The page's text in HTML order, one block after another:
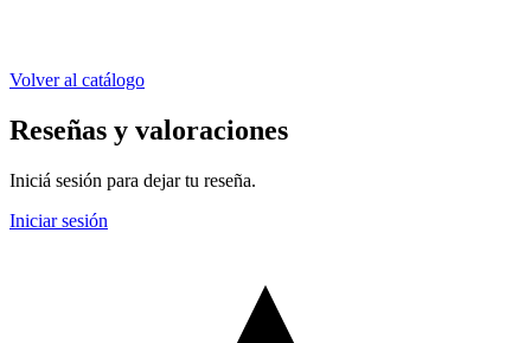
Volver al catálogo
Reseñas y valoraciones
Iniciá sesión para dejar tu reseña.
Iniciar sesión